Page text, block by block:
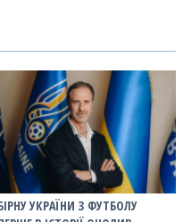
УКРАЇНИ З ФУТБОЛУ